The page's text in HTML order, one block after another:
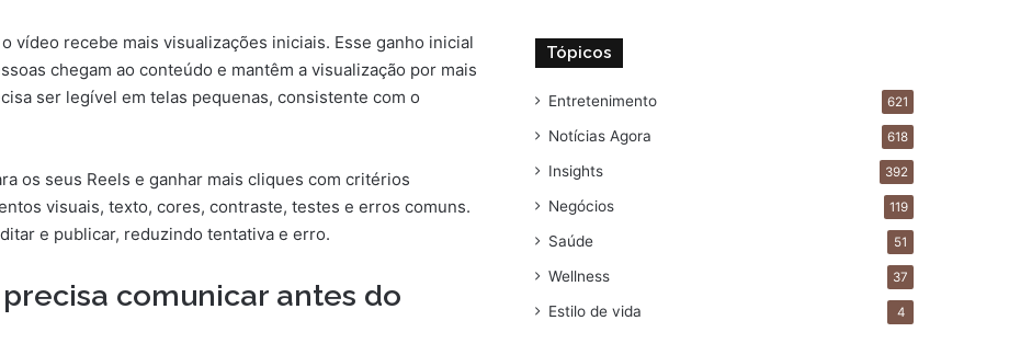
vídeo recebe mais visualizações iniciais. Esse ganho inicial
chegam ao conteúdo e mantêm a visualização por mais
ser legível em telas pequenas, consistente com o
os seus Reels e ganhar mais cliques com critérios
visuais, texto, cores, contraste, testes e erros comuns.
e publicar, reduzindo tentativa e erro.
comunicar antes do
Tópicos
Entretenimento 621
Notícias Agora 618
Insights 392
Negócios 119
Saúde 51
Wellness 37
Estilo de vida 4